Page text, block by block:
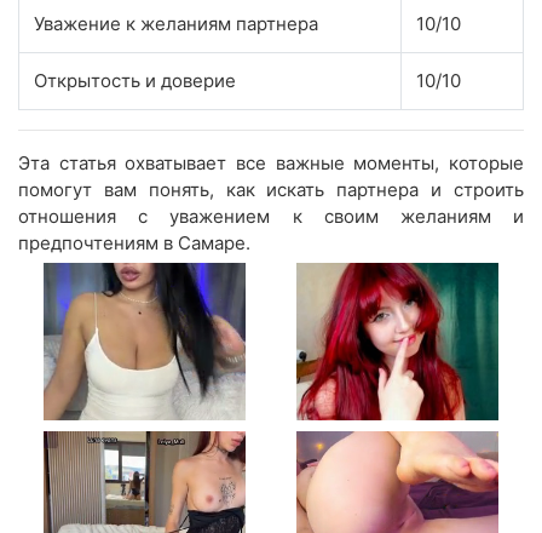
Уважение к желаниям партнера 10/10
Открытость и доверие 10/10
Эта статья охватывает все важные моменты, которые
помогут вам понять, как искать партнера и строить
отношения с уважением к своим желаниям и
предпочтениям в Самаре.